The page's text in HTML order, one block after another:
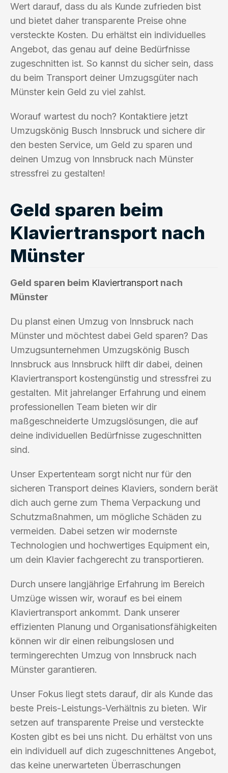
Wert darauf, dass du als Kunde zufrieden bist
und bietet daher transparente Preise ohne
versteckte Kosten. Du erhältst ein individuelles
Angebot, das genau auf deine Bedürfnisse
zugeschnitten ist. So kannst du sicher sein, dass
du beim Transport deiner Umzugsgüter nach
Münster kein Geld zu viel zahlst.
Worauf wartest du noch? Kontaktiere jetzt
Umzugskönig Busch Innsbruck und sichere dir
den besten Service, um Geld zu sparen und
deinen Umzug von Innsbruck nach Münster
stressfrei zu gestalten!
Geld sparen beim
Klaviertransport nach
Münster
Geld sparen beim Klaviertransport nach
Münster
Du planst einen Umzug von Innsbruck nach
Münster und möchtest dabei Geld sparen? Das
Umzugsunternehmen Umzugskönig Busch
Innsbruck aus Innsbruck hilft dir dabei, deinen
Klaviertransport kostengünstig und stressfrei zu
gestalten. Mit jahrelanger Erfahrung und einem
professionellen Team bieten wir dir
maßgeschneiderte Umzugslösungen, die auf
deine individuellen Bedürfnisse zugeschnitten
sind.
Unser Expertenteam sorgt nicht nur für den
sicheren Transport deines Klaviers, sondern berät
dich auch gerne zum Thema Verpackung und
Schutzmaßnahmen, um mögliche Schäden zu
vermeiden. Dabei setzen wir modernste
Technologien und hochwertiges Equipment ein,
um dein Klavier fachgerecht zu transportieren.
Durch unsere langjährige Erfahrung im Bereich
Umzüge wissen wir, worauf es bei einem
Klaviertransport ankommt. Dank unserer
effizienten Planung und Organisationsfähigkeiten
können wir dir einen reibungslosen und
termingerechten Umzug von Innsbruck nach
Münster garantieren.
Unser Fokus liegt stets darauf, dir als Kunde das
beste Preis-Leistungs-Verhältnis zu bieten. Wir
setzen auf transparente Preise und versteckte
Kosten gibt es bei uns nicht. Du erhältst von uns
ein individuell auf dich zugeschnittenes Angebot,
das keine unerwarteten Überraschungen